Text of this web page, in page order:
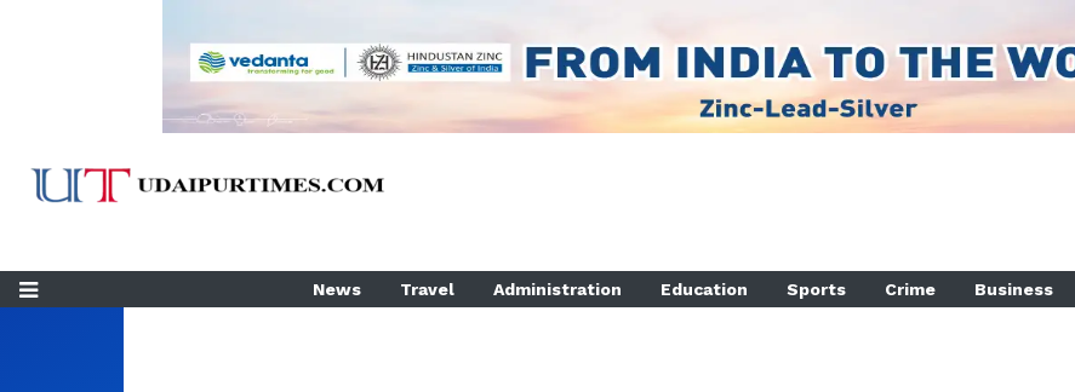
News Travel Administration Education Sports Crime Business